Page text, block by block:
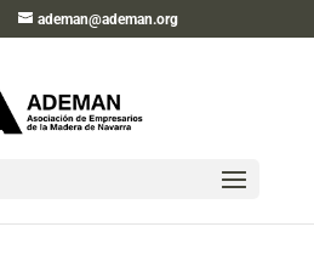
ademan@ademan.org